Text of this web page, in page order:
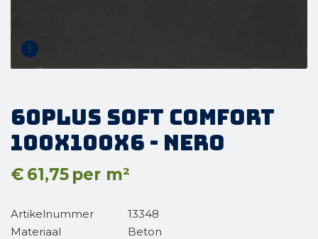
60Plus Soft Comfort
100x100x6 - Nero
€ 61,75 per m²
Artikelnummer
13348
Materiaal
Beton